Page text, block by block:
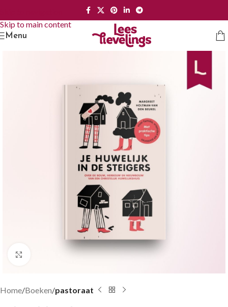
Skip to main content
Menu
Groter bekijken
Home Boeken pastoraat